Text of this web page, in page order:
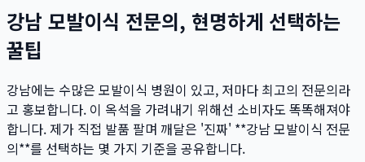
강남 모발이식 전문의, 현명하게 선택하는
꿀팁
강남에는 수많은 모발이식 병원이 있고, 저마다 최고의 전문의라
고 홍보합니다. 이 옥석을 가려내기 위해선 소비자도 똑똑해져야
합니다. 제가 직접 발품 팔며 깨달은 '진짜' **강남 모발이식 전문
의**를 선택하는 몇 가지 기준을 공유합니다.